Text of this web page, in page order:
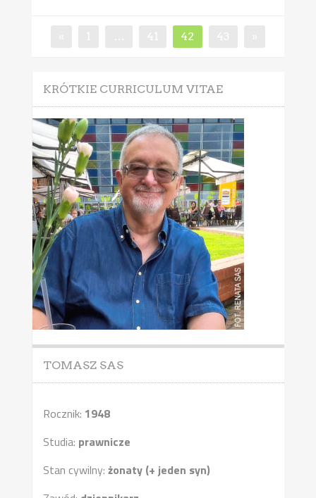
Page
42
KRÓTKIE CURRICULUM VITAE
TOMASZ SAS
Rocznik: 1948
Studia: prawnicze
Stan cywilny: żonaty (+ jeden syn)